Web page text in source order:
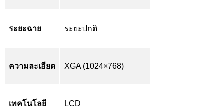
ระยะฉาย ระยะปกติ
ความละเอียด XGA (1024×768)
เทคโนโลยี LCD